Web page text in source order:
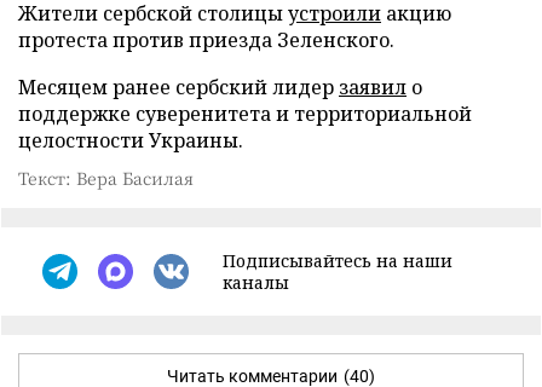
Жители сербской столицыустроили акцию
протеста против приезда Зеленского.
Месяцем ранее сербский лидер заявил о
поддержке суверенитета и территориальной
целостности Украины.
Текст: Вера Басилая
Подписывайтесь на наши
каналы
Читать комментарии (40)